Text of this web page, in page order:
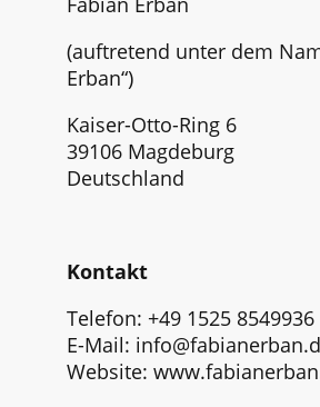
(auftretend unter dem
Erban“)
Kaiser-Otto-Ring 6
39106 Magdeburg
Deutschland
Kontakt
Telefon: +49 1525 8549936
E-Mail:
Website: